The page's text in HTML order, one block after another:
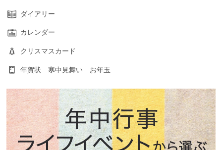
ダイアリー
カレンダー
クリスマスカード
年賀状 寒中見舞い お年玉